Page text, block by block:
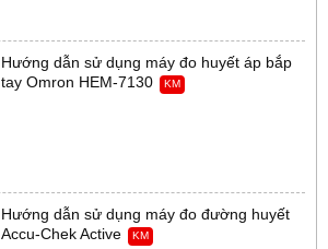
Hướng dẫn sử dụng máy đo huyết áp bắp
tay Omron HEM-7130
KM
Hướng dẫn sử dụng máy đo đường huyết
Accu-Chek Active
KM